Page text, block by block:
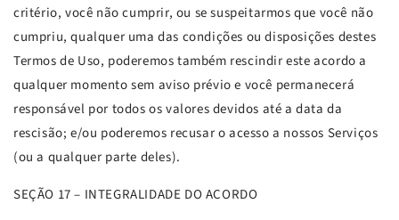
critério, você não cumprir, ou se suspeitarmos que você não
cumpriu, qualquer uma das condições ou disposições destes
Termos de Uso, poderemos também rescindir este acordo a
qualquer momento sem aviso prévio e você permanecerá
responsável por todos os valores devidos até a data da
rescisão; e/ou poderemos recusar o acesso a nossos Serviços
(ou a qualquer parte deles).
SEÇÃO 17 – INTEGRALIDADE DO ACORDO